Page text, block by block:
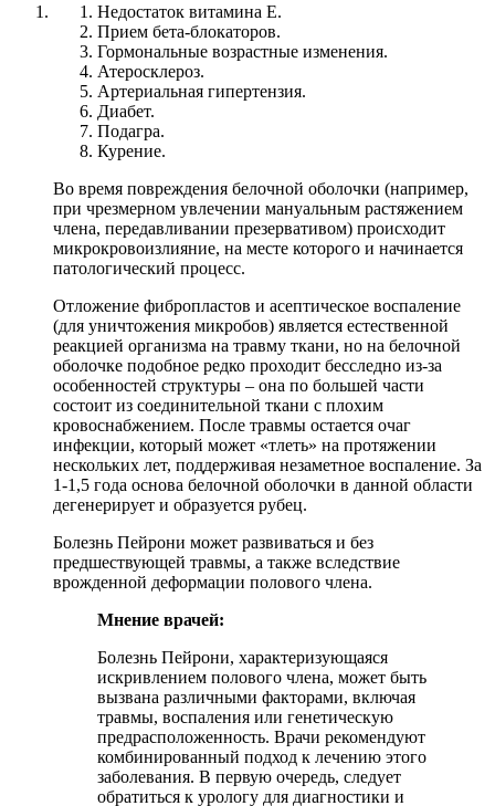
Недостаток витамина Е.
Прием бета-блокаторов.
Гормональные возрастные изменения.
Атеросклероз.
Артериальная гипертензия.
Диабет.
Подагра.
Курение.
Во время повреждения белочной оболочки (например,
при чрезмерном увлечении мануальным растяжением
члена, передавливании презервативом) происходит
микрокровоизлияние, на месте которого и начинается
патологический процесс.
Отложение фибропластов и асептическое воспаление
(для уничтожения микробов) является естественной
реакцией организма на травму ткани, но на белочной
оболочке подобное редко проходит бесследно из-за
особенностей структуры – она по большей части
состоит из соединительной ткани с плохим
кровоснабжением. После травмы остается очаг
инфекции, который может «тлеть» на протяжении
нескольких лет, поддерживая незаметное воспаление. За
1-1,5 года основа белочной оболочки в данной области
дегенерирует и образуется рубец.
Болезнь Пейрони может развиваться и без
предшествующей травмы, а также вследствие
врожденной деформации полового члена.
Мнение врачей:
Болезнь Пейрони, характеризующаяся
искривлением полового члена, может быть
вызвана различными факторами, включая
травмы, воспаления или генетическую
предрасположенность. Врачи рекомендуют
комбинированный подход к лечению этого
заболевания. В первую очередь, следует
обратиться к урологу для диагностики и